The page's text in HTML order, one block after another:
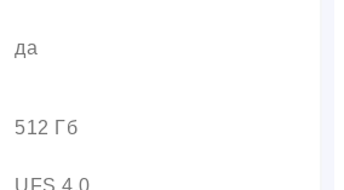
да
512 Гб
UFS 4.0